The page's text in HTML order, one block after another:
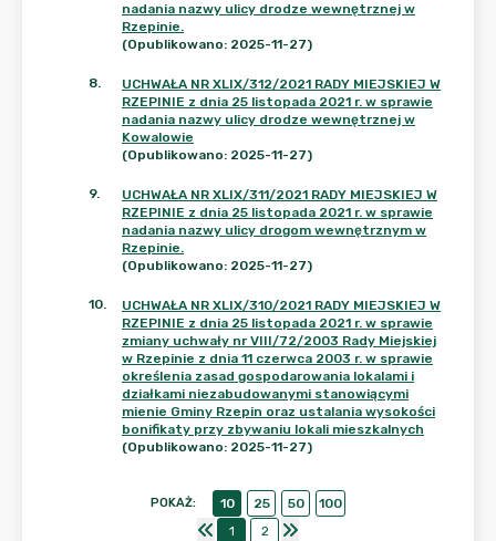
nadania nazwy ulicy drodze wewnętrznej w
Rzepinie.
(Opublikowano: 2025-11-27)
8.
UCHWAŁA NR XLIX/312/2021 RADY MIEJSKIEJ W
RZEPINIE z dnia 25 listopada 2021 r. w sprawie
nadania nazwy ulicy drodze wewnętrznej w
Kowalowie
(Opublikowano: 2025-11-27)
9.
UCHWAŁA NR XLIX/311/2021 RADY MIEJSKIEJ W
RZEPINIE z dnia 25 listopada 2021 r. w sprawie
nadania nazwy ulicy drogom wewnętrznym w
Rzepinie.
(Opublikowano: 2025-11-27)
10.
UCHWAŁA NR XLIX/310/2021 RADY MIEJSKIEJ W
RZEPINIE z dnia 25 listopada 2021 r. w sprawie
zmiany uchwały nr VIII/72/2003 Rady Miejskiej
w Rzepinie z dnia 11 czerwca 2003 r. w sprawie
określenia zasad gospodarowania lokalami i
działkami niezabudowanymi stanowiącymi
mienie Gminy Rzepin oraz ustalania wysokości
bonifikaty przy zbywaniu lokali mieszkalnych
(Opublikowano: 2025-11-27)
POKAŻ: 10 25 50
100
1
2